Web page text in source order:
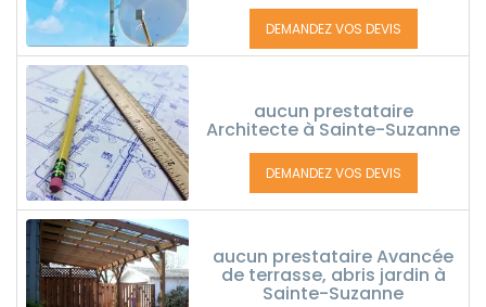
DEMANDEZ VOS DEVIS
aucun prestataire
Architecte à Sainte-Suzanne
DEMANDEZ VOS DEVIS
aucun prestataire Avancée
de terrasse, abris jardin à
Sainte-Suzanne